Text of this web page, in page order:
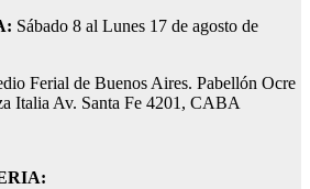
Sábado 8 al Lunes 17 de agosto de
Ferial de Buenos Aires. Pabellón Ocre
Italia Av. Santa Fe 4201, CABA